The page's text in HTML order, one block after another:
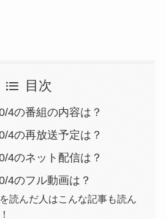
目次
4の番組の内容は？
4の再放送予定は？
4のネット配信は？
4のフル動画は？
読んだ人はこんな記事も読ん